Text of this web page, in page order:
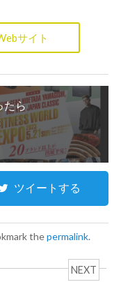
サイト
たら
ツイートする
thepermalink.
NEXT